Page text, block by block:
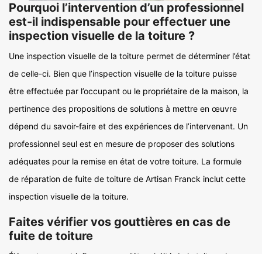
Pourquoi l’intervention d’un professionnel
est-il indispensable pour effectuer une
inspection visuelle de la toiture ?
Une inspection visuelle de la toiture permet de déterminer l’état
de celle-ci. Bien que l’inspection visuelle de la toiture puisse
être effectuée par l’occupant ou le propriétaire de la maison, la
pertinence des propositions de solutions à mettre en œuvre
dépend du savoir-faire et des expériences de l’intervenant. Un
professionnel seul est en mesure de proposer des solutions
adéquates pour la remise en état de votre toiture. La formule
de réparation de fuite de toiture de Artisan Franck inclut cette
inspection visuelle de la toiture.
Faites vérifier vos gouttières en cas de
fuite de toiture